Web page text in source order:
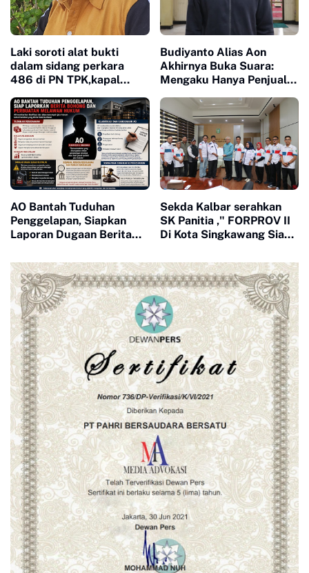
Laki soroti alat bukti
dalam sidang perkara
486 di PN TPK,kapal
misterius
Budiyanto Alias Aon
Akhirnya Buka Suara:
Mengaku Hanya Penjual
Bongkar Dugaan Bisnis
Barang Palsu
AO Bantah Tuduhan
Penggelapan, Siapkan
Laporan Dugaan Berita
Melawan Hukum
Sekda Kalbar serahkan
SK Panitia ," FORPROV II
Di Kota Singkawang Siap